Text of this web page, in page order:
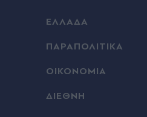
ΕΛΛΑΔΑ
ΠΑΡΑΠΟΛΙΤΙΚΑ
ΟΙΚΟΝΟΜΙΑ
ΔΙΕΘΝΗ